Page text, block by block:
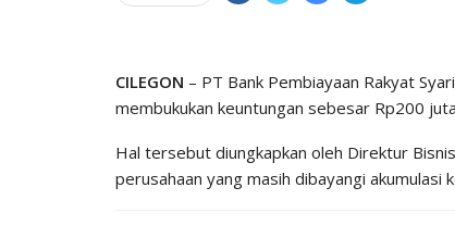
CILEGON – PT Bank Pembiayaan Rakyat
membukukan keuntungan sebesar Rp200
Hal tersebut diungkapkan oleh Direktur
perusahaan yang masih dibayangi akumulasi